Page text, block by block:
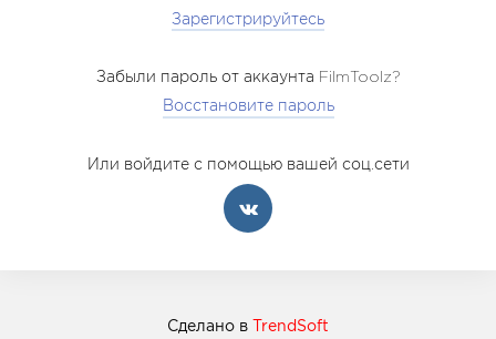
Зарегистрируйтесь
Забыли пароль от аккаунта FilmToolz?
Восстановите пароль
Или войдите с помощью вашей соц.сети
Сделано в TrendSoft